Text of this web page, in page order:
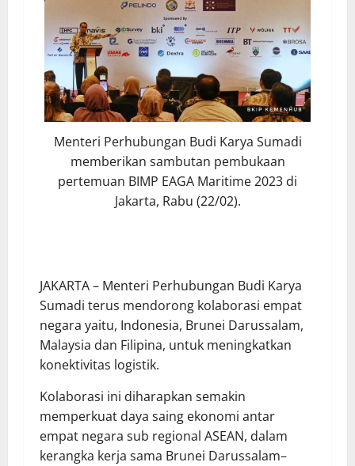
Menteri Perhubungan Budi Karya Sumadi
memberikan sambutan pembukaan
pertemuan BIMP EAGA Maritime 2023 di
Jakarta, Rabu (22/02).
JAKARTA – Menteri Perhubungan Budi Karya
Sumadi terus mendorong kolaborasi empat
negara yaitu, Indonesia, Brunei Darussalam,
Malaysia dan Filipina, untuk meningkatkan
konektivitas logistik.
Kolaborasi ini diharapkan semakin
memperkuat daya saing ekonomi antar
empat negara sub regional ASEAN, dalam
kerangka kerja sama Brunei Darussalam–